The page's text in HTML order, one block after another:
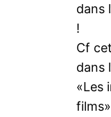
dans
!
Cf
dans
«Les